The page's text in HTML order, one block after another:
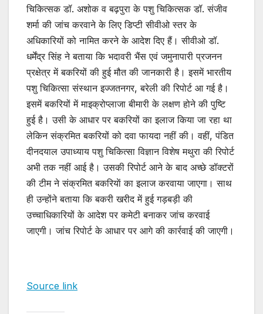
चिकित्सक डॉ. अशोक व बढ़पुरा के पशु चिकित्सक डॉ. संजीव
शर्मा की जांच करवाने के लिए डिप्टी सीवीओ स्तर के
अधिकारियों को नामित करने के आदेश दिए हैं। सीवीओ डॉ.
धर्मेंद्र सिंह ने बताया कि भदावरी भैंस एवं जमुनापारी प्रजनन
प्रक्षेत्र में बकरियों की हुई मौत की जानकारी है। इसमें भारतीय
पशु चिकित्सा संस्थान इज्जतनगर, बरेली की रिपोर्ट आ गई है।
इसमें बकरियों में माइक्रोप्लाजा बीमारी के लक्षण होने की पुष्टि
हुई है। उसी के आधार पर बकरियों का इलाज किया जा रहा था
लेकिन संक्रमित बकरियों को दवा फायदा नहीं की। वहीं, पंडित
दीनदयाल उपाध्याय पशु चिकित्सा विज्ञान विशेष मथुरा की रिपोर्ट
अभी तक नहीं आई है। उसकी रिपोर्ट आने के बाद अच्छे डॉक्टरों
की टीम ने संक्रमित बकरियाें का इलाज करवाया जाएगा। साथ
ही उन्होंने बताया कि बकरी खरीद में हुई गड़बड़ी की
उच्चाधिकारियों के आदेश पर कमेटी बनाकर जांच करवाई
जाएगी। जांच रिपोर्ट के आधार पर आगे की कार्रवाई की जाएगी।
Source link